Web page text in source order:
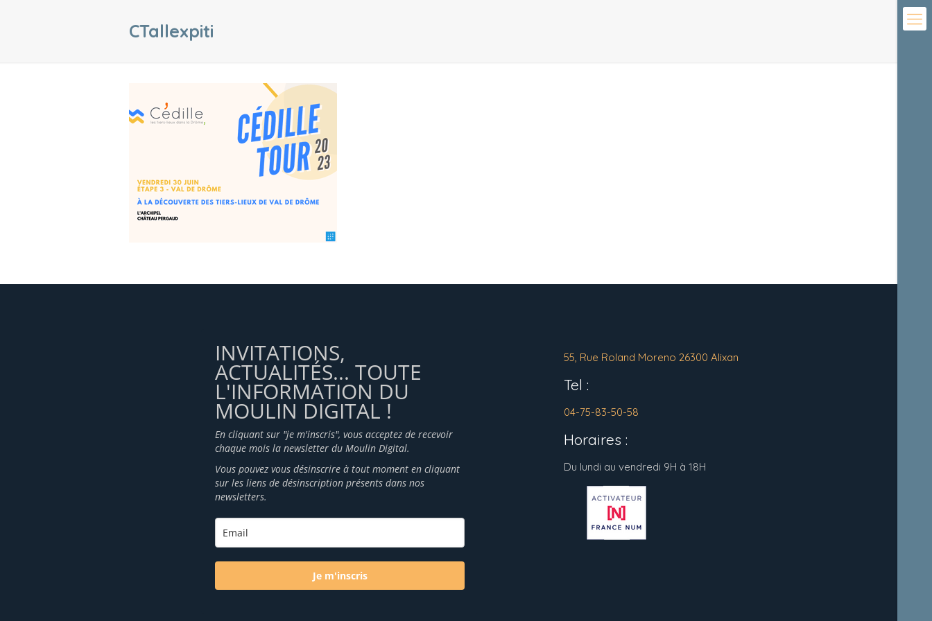
CTallexpiti
INVITATIONS,
ACTUALITÉS... TOUTE
L'INFORMATION DU
MOULIN DIGITAL !
En cliquant sur "je m'inscris", vous acceptez de recevoir
chaque mois la newsletter du Moulin Digital.
Vous pouvez vous désinscrire à tout moment en cliquant
sur les liens de désinscription présents dans nos
newsletters.
Je m'inscris
55, Rue Roland Moreno 26300 Alixan
Tel :
04-75-83-50-58
Horaires :
Du lundi au vendredi 9H à 18H